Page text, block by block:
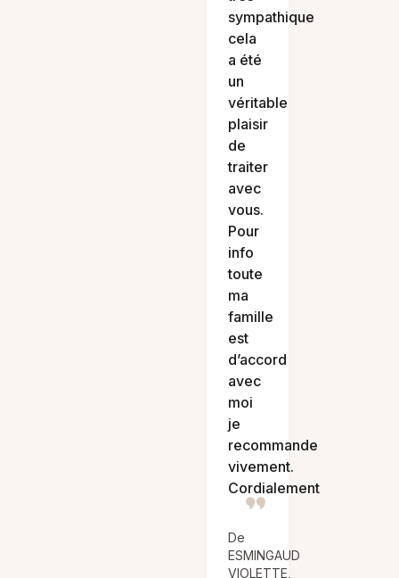
sympathique
cela
a été
un
véritable
plaisir
de
traiter
avec
vous.
Pour
info
toute
ma
famille
est
d’accord
avec
moi
je
recommande
vivement.
Cordialement
De
ESMINGAUD
VIOLETTE,